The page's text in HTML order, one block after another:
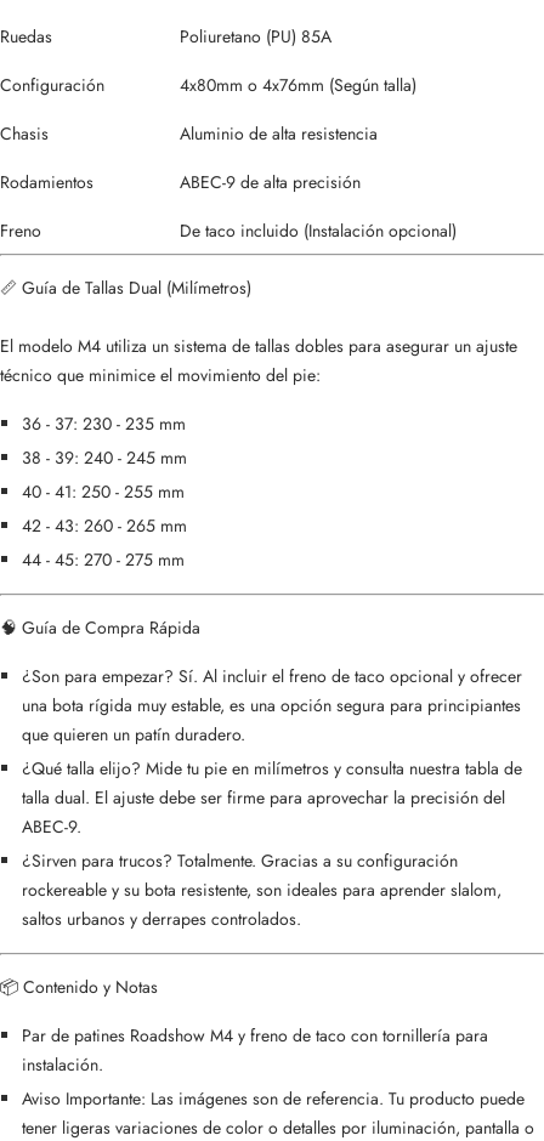
Ruedas
Poliuretano (PU) 85A
Configuración
4x80mm o 4x76mm (Según talla)
Chasis
Aluminio de alta resistencia
Rodamientos
ABEC-9 de alta precisión
Freno
De taco incluido (Instalación opcional)
📏 Guía de Tallas Dual (Milímetros)
El modelo M4 utiliza un sistema de tallas dobles para asegurar un ajuste
técnico que minimice el movimiento del pie:
36 - 37: 230 - 235 mm
38 - 39: 240 - 245 mm
40 - 41: 250 - 255 mm
42 - 43: 260 - 265 mm
44 - 45: 270 - 275 mm
🧠 Guía de Compra Rápida
¿Son para empezar? Sí. Al incluir el freno de taco opcional y ofrecer
una bota rígida muy estable, es una opción segura para principiantes
que quieren un patín duradero.
¿Qué talla elijo? Mide tu pie en milímetros y consulta nuestra tabla de
talla dual. El ajuste debe ser firme para aprovechar la precisión del
ABEC-9.
¿Sirven para trucos? Totalmente. Gracias a su configuración
rockereable y su bota resistente, son ideales para aprender slalom,
saltos urbanos y derrapes controlados.
📦 Contenido y Notas
Par de patines Roadshow M4 y freno de taco con tornillería para
instalación.
Aviso Importante: Las imágenes son de referencia. Tu producto puede
tener ligeras variaciones de color o detalles por iluminación, pantalla o